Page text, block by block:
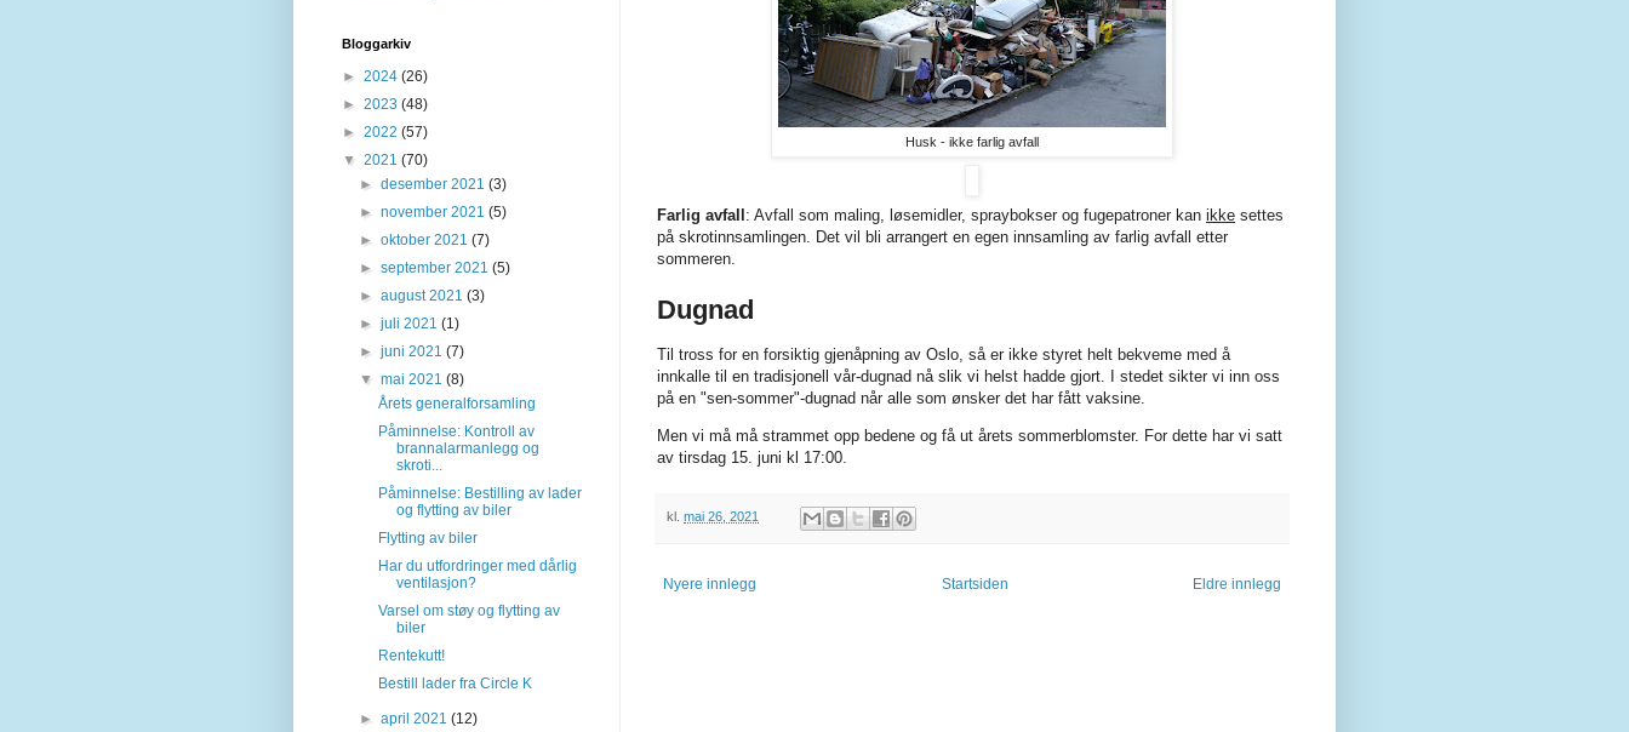
Husk - ikke farlig avfall
Farlig avfall : Avfall som maling, løsemidler, spraybokser og fugepatroner kan ikke settes
på skrotinnsamlingen. Det vil bli arrangert en egen innsamling av farlig avfall etter
sommeren.
Dugnad
Til tross for en forsiktig gjenåpning av Oslo, så er ikke styret helt bekveme med å
innkalle til en tradisjonell vår-dugnad nå slik vi helst hadde gjort. I stedet sikter vi inn oss
på en "sen-sommer"-dugnad når alle som ønsker det har fått vaksine.
Men vi må må strammet opp bedene og få ut årets sommerblomster. For dette har vi satt
av tirsdag 15. juni kl 17:00.
kl. mai 26, 2021
Nyere innlegg Eldre innlegg
Startsiden
Bloggarkiv
► 2024 (26)
► 2023 (48)
► 2022 (57)
▼ 2021 (70)
►desember 2021(3)
►november 2021(5)
►oktober 2021(7)
►september 2021(5)
►august 2021(3)
►juli 2021(1)
►juni 2021(7)
▼mai 2021(8)
Årets generalforsamling
Påminnelse: Kontroll av
brannalarmanlegg og
skroti...
Påminnelse: Bestilling av lader
og flytting av biler
Flytting av biler
Har du utfordringer med dårlig
ventilasjon?
Varsel om støy og flytting av
biler
Rentekutt!
Bestill lader fra Circle K
►april 2021(12)